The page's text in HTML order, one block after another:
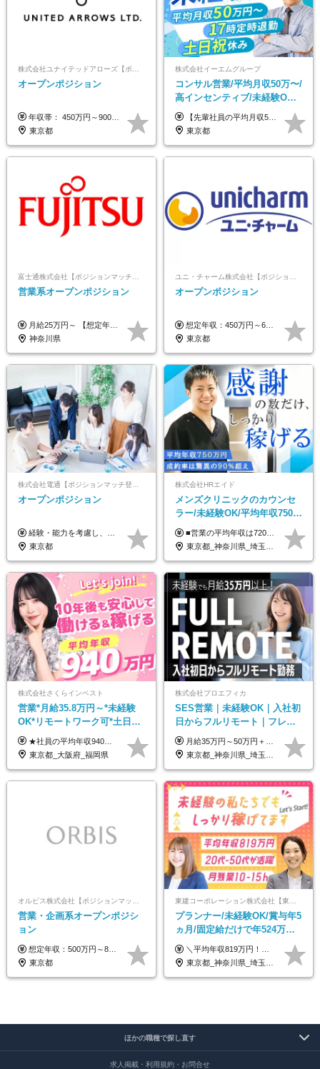
オープンポジション
年収帯： 450万円～900万円 ※経験・スキルを考慮の上、決定します。
東京都
株式会社イーエムグループ
コンサル営業/平均月収50万〜/
高インセンティブ/未経験OK/
残業なし/4,50代も活躍/ブラン
ク可/面接1回
【先輩社員の平均月収50万円】 月給30万円以上+インセンティブ+その他手当 ※経験・スキルを考慮の上で給与を決定します ※上記には5万円（月20時間分）のみなし残業代と一律手当（営業手当4万円、能力評価手当4万円）を含みます ※上記を超える残業代は別途全額支給します ※試用期間：3ヶ月あり（試用期間中の待遇に差異なし）
東京都
営業系オープンポジション
月給25万円～ 【想定年収】 400万円～1000万円（残業代及び諸手当込） ※ご経験、前年収、ご年齢に応じて決定します。
神奈川県
オープンポジション
想定年収：450万円～650万円 ※経験・能力を考慮の上、規定により優遇いたします ※試用期間6ヵ月（その間の給与・待遇に変動はありません）
東京都
株式会社電通【ポジションマッチ登録】
オープンポジション
経験・能力を考慮し、当社規定により決定します。 ▼参考情報 ------------ 年収イメージ：500万～1500万
東京都
株式会社HRエイド
メンズクリニックのカウンセ
ラー/未経験OK/平均年収750万
円/4人に1人が年収1000万円超
え/成約率90％
■営業の平均年収は720万円！ ■4人に1人が年収1000万円超え 月給27万円～100万円+インセンティブ(平均月20～40万円程) ＜インセンティブ制度について＞ 当社では創業以来、頑張ったらその分稼げる環境づくりに注力。カウンセラー部署では、個人の成約金額・チームの成果・事業部の売上利益を掛け合わせる新しいインセンティブ制度を導入しました。あなたの頑張り次第で毎月高インセンティブが実現できる体制です！ ※上記金額には固定残業代（35,500円以上～・30時間分）が含まれます。時間超過分は追加支給します。 ※試用期間3か月あり。研修期間3か月中は、月給25万円～30万円になります。(固定残業代：35,500円～・23h分を含む) ※インセンティブの一部は、研修期間中から支給されます。その他待遇の差異はありません。
東京都_神奈川県_埼玉県_千葉県_大阪府_愛知県_北海道_宮城県_栃木県_群馬県_静岡県_兵庫県_京都府_岡山県_熊本県
株式会社さくらインベスト
営業*月給35.8万円～*未経験
OK*リモートワーク可*土日祝
休み*年休123日以上*転職者全
員が収入UP
★社員の平均年収940万円（※2025年11月時点） ★転職者は全員収入アップを実現 ★入社半年で昇給した実績あり！ 【営業未経験】 月給35万8,000円～（固定残業代含む）＋インセンティブ ＋賞与年2回 【管理職候補】 月給40万円～100万円＋インセンティブ＋賞与年2回 ※固定残業代は、時間外労働の有無にかかわらず月25時間分（月5万8,000円～）を支給します。 ※上記を超える時間外労働分は、別途追加で支給します。 ＼月給額が高い理由について／ 当社が扱うのは、1件あたり100万円以上となる高単価な金融商品です。 そのため月給ベースも高く設定して社員に還元しています。 ＜試用期間中の給与＞※営業未経験の方 試用期間2カ月あり。 月給25万円＋営業手当5万円（資格取得後より日割り支給） ※残業代は別途全額支給します。 ※その他の待遇に差異はありません。 ★時短勤務も可能です ・7時間勤務：月給26万2,500円～＋インセンティブ＋賞与（年2回） ・6時間勤務：月給24万円～＋インセンティブ＋賞与（年2回） （時短勤務例）9:00-16:00、10:00-17:00など
東京都_大阪府_福岡県
株式会社プロエフィカ
SES営業｜未経験OK｜入社初
日からフルリモート｜フレッ
クス可｜残業月平均10h以下｜
事業立ち上げメンバー
月給35万円～50万円＋交通費 ◎経験やスキルを考慮し、最大限優遇します ◎上記月給は固定残業代月40時間分(月10万9,375～)を含みます。残業時間が超過した場合はその分追加支給します ◎試用期間6カ月あり(給与や待遇は同じです)
東京都_神奈川県_埼玉県_千葉県_大阪府_愛知県_北海道_青森県_岩手県_宮城県_秋田県_山形県_福島県_茨城県_栃木県_群馬県_新潟県_山梨県_長野県_富山県_石川県_福井県_静岡県_岐阜県_三重県_兵庫県_京都府_滋賀県_奈良県_和歌山県_広島県_岡山県_鳥取県_島根県_山口県_徳島県_香川県_愛媛県_高知県_福岡県_熊本県_佐賀県_長崎県_大分県_宮崎県_鹿児島県_沖縄県
営業・企画系オープンポジシ
ョン
想定年収：500万円～800万円 ※ご経験やスキルに応じて決定します。 ※上記想定年収はあくまでも目安の金額であり、 選考を通じて上下する可能性があります。
東京都
プランナー/未経験OK/賞与年5
ヵ月/固定給だけで年524万円
可能/二人に一人が年収700万
円/休めて稼げる
＼平均年収819万円！社員の最大年収3,131万円／ ＼2人に1人が年収700万円以上／ ＼5人に1人が年収1,000万円以上！／ 固定給だけで、年収524万円も可能！ インセンティブだけでなく固定給でもしっかり稼げる仕組みです！ 【入社初年度】 年収400万～550万円＋インセンティブ →月給26万3,000円～29万5,600円＋賞与年2回（基本給×約5ヵ月分※前年度実績）＋インセンティブ＋各種手当 【インセンティブ】 1物件着工で目安80万～200万円 ※建物の契約金額実績によります 【各種手当】 ・都市手当…月1万円～3万円（首都圏・東海圏・関西圏で弊社指定の事業所に勤務する方が対象） ・家族手当…配偶者：月1万円、子供1名につき：月5千円 ・資格手当…FP資格1級：月1万円、2級：月5千円、3級：月3千円 ・役職手当…昇進欄に詳細記載（主任補：月5千円→主任：月1万円…） 【その他】 ※上記月給には、固定残業代【47時間分（7万3,800円以上）】が含まれます ※月平均残業時間は14時間と少なめです（2023年度） ※固定残業代の時間数を超える時間外労働は追加で支給 但し、時間数を超える時間外労働が発生する場合もあります（特別条項付き協定締結済）
東京都_神奈川県_埼玉県_千葉県_大阪府_愛知県_宮城県_茨城県_栃木県_群馬県_静岡県_兵庫県_京都府_福岡県
ほかの職種で探し直す
求人掲載・利用規約・お問合せ